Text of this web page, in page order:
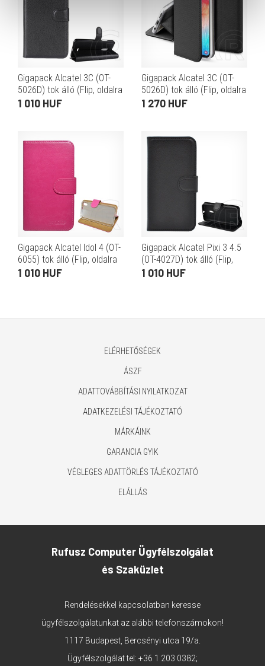
Gigapack Alcatel 3C (OT-
5026D) tok álló (Flip, oldalra
nyíló, prémium) fekete
1 010 HUF
Gigapack Alcatel 3C (OT-
5026D) tok álló (Flip, oldalra
nyíló, rombusz minta)
1 270 HUF
Gigapack Alcatel Idol 4 (OT-
6055) tok álló (Flip, oldalra
nyíló) rózsaszín
1 010 HUF
Gigapack Alcatel Pixi 3 4.5
(OT-4027D) tok álló (Flip,
oldalra nyíló, prémium)
1 010 HUF
ELÉRHETŐSÉGEK
ÁSZF
ADATTOVÁBBÍTÁSI NYILATKOZAT
ADATKEZELÉSI TÁJÉKOZTATÓ
MÁRKÁINK
GARANCIA GYIK
VÉGLEGES ADATTÖRLÉS TÁJÉKOZTATÓ
ELÁLLÁS
Rufusz Computer Ügyfélszolgálat
és Szaküzlet
Rendelésekkel kapcsolatban keresse
ügyfélszolgálatunkat az alábbi telefonszámokon!
1117 Budapest, Bercsényi utca 19/a.
Ügyfélszolgálat tel: +36 1 203 0382;